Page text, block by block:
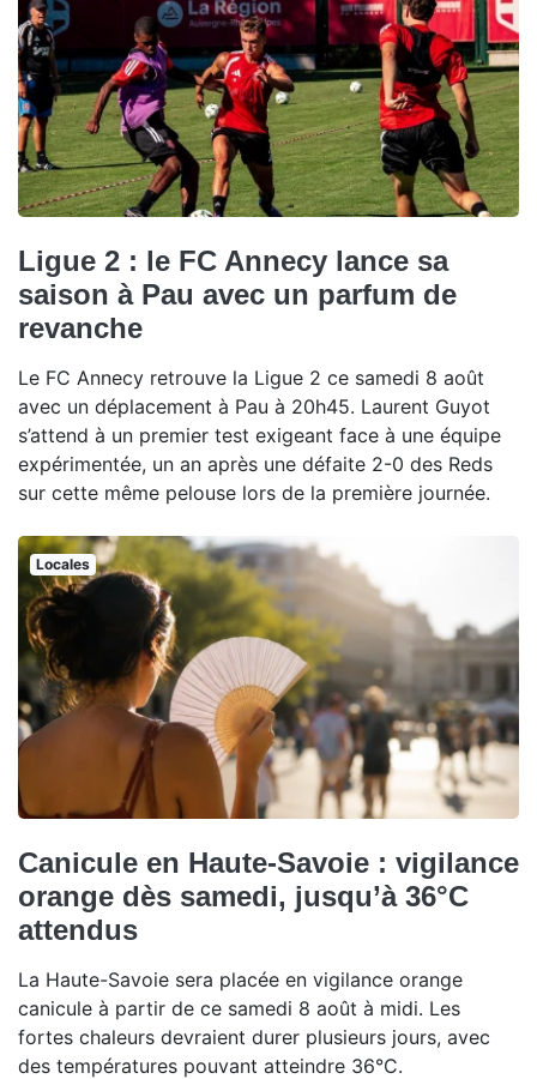
Ligue 2 : le FC Annecy lance sa
saison à Pau avec un parfum de
revanche
Le FC Annecy retrouve la Ligue 2 ce samedi 8 août
avec un déplacement à Pau à 20h45. Laurent Guyot
s’attend à un premier test exigeant face à une équipe
expérimentée, un an après une défaite 2-0 des Reds
sur cette même pelouse lors de la première journée.
Locales
Canicule en Haute-Savoie : vigilance
orange dès samedi, jusqu’à 36°C
attendus
La Haute-Savoie sera placée en vigilance orange
canicule à partir de ce samedi 8 août à midi. Les
fortes chaleurs devraient durer plusieurs jours, avec
des températures pouvant atteindre 36°C.